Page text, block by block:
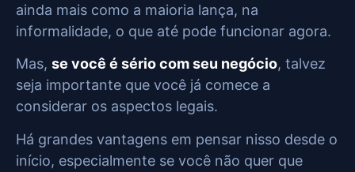
ainda mais como a maioria lança, na
informalidade, o que até pode funcionar agora.
Mas, se você é sério com seu negócio, talvez
seja importante que você já comece a
considerar os aspectos legais.
Há grandes vantagens em pensar nisso desde o
início, especialmente se você não quer que